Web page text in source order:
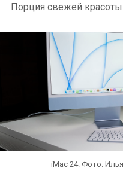
Порция свежей
iMac 24. Фото: